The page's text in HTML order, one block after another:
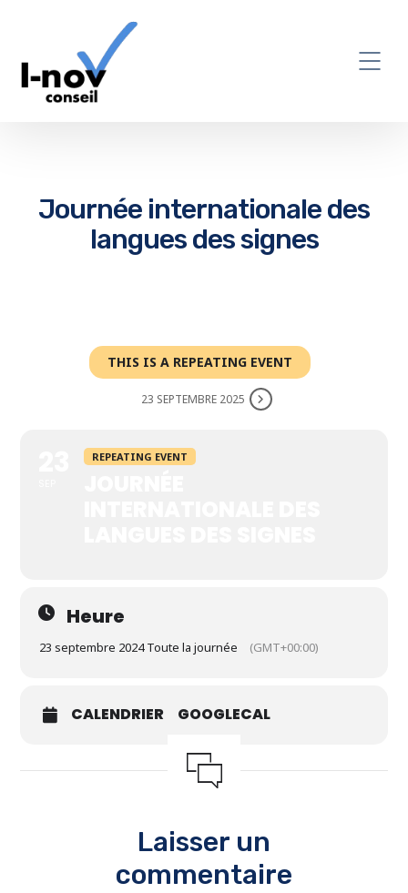
Journée internationale des
langues des signes
THIS IS A REPEATING EVENT
23 SEPTEMBRE 2025
REPEATING EVENT
Heure
23 septembre 2024 Toute la journée (GMT+00:00)
CALENDRIER GOOGLECAL
Laisser un
commentaire